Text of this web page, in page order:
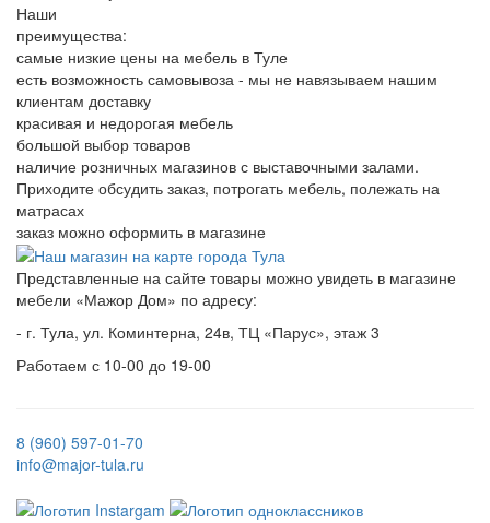
Наши
преимущества:
самые низкие цены на мебель в Туле
есть возможность самовывоза - мы не навязываем нашим
клиентам доставку
красивая и недорогая мебель
большой выбор товаров
наличие розничных магазинов с выставочными залами.
Приходите обсудить заказ, потрогать мебель, полежать на
матрасах
заказ можно оформить в магазине
Представленные на сайте товары можно увидеть в магазине
мебели «Мажор Дом» по адресу:
- г. Тула, ул. Коминтерна, 24в, ТЦ «Парус», этаж 3
Работаем с 10-00 до 19-00
8 (960) 597-01-70
info@major-tula.ru